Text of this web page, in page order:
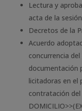
Lectura y
acta de la
Decretos de la
Acuerdo
concurrencia
documentación
licitadoras en el
contratación del